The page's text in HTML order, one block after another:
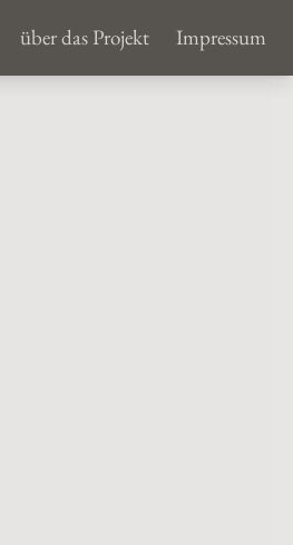
über das Projekt Impressum